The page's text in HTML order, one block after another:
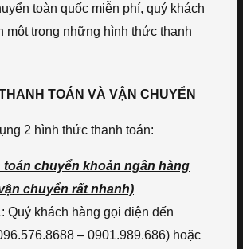
toàn quốc miễn phí, quý khách
một trong những hình thức thanh
TOÁN VÀ VẬN CHUYỂN
2 hình thức thanh toán:
toán chuyển khoản ngân hàng
chuyển rất nhanh)
Quý khách hàng gọi điện đến
– 0901.989.686) hoặc